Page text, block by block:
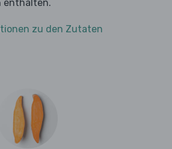
enthalten.
zu den Zutaten